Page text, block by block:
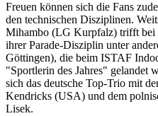
Freuen können sich die Fans
den technischen Disziplinen.
Mihambo (LG Kurpfalz) trifft bei
ihrer Parade-Disziplin unter
Göttingen), die beim ISTAF
"Sportlerin des Jahres" gelandet
sich das deutsche Top-Trio mit
Kendricks (USA) und dem
Lisek.